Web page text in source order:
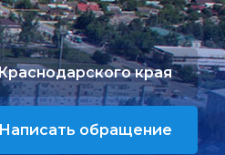
края
Написать обращение